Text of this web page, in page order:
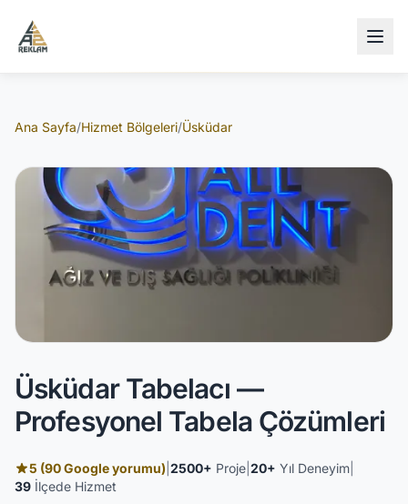
Ana Sayfa/Hizmet Bölgeleri/Üsküdar
Üsküdar Tabelacı —
Profesyonel Tabela Çözümleri
5 (90 Google yorumu) 2500+ Proje 20+ Yıl Deneyim
39 İlçede Hizmet